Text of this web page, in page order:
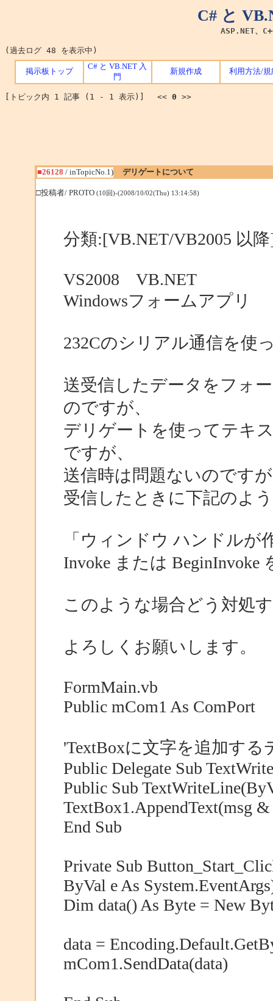
C# と
ASP.NET、
(過去ログ 48 を表示中)
掲示板トップ
C# と VB.NET 入
門
新規作成 利用方法/規
[トピック内 1 記事 (1 - 1 表示)] << 0 >>
■26128 / inTopicNo.1) デリゲートについて
□投稿者/ PROTO (10回)-(2008/10/02(Thu) 13:14:58)
分類:[VB.NET/VB2005 以
VS2008 VB.NET
Windowsフォームアプリ
232Cのシリアル通信を使
送受信したデータをフォ
のですが、
デリゲートを使ってテキ
ですが、
送信時は問題ないのです
受信したときに下記のよ
「ウィンドウ ハンドル
Invoke または
このような場合どう対処
よろしくお願いします。
FormMain.vb
Public mCom1 As ComPort
'TextBoxに文字を追加する
Public Delegate Sub
Public Sub
TextBox1.AppendText(msg
End Sub
Private Sub
ByVal e As
Dim data() As Byte = New
data =
mCom1.SendData(data)